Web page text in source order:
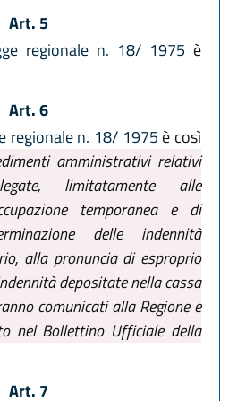
Art. 5
regionale n. 18/ 1975 è
Art. 6
regionale n. 18/ 1975 è così
amministrativi relativi
limitatamente alle
temporanea e di
delle indennità
alla pronuncia di esproprio
depositate nella cassa
comunicati alla Regione e
nel Bollettino Ufficiale della
Art. 7